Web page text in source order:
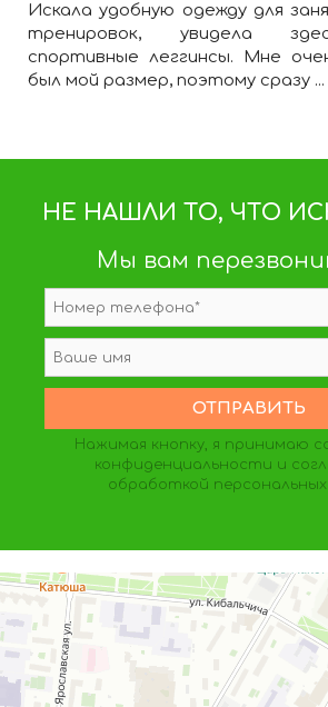
Искала удобную одежду для
тренировок, увидела
спортивные леггинсы. Мне
был мой размер, поэтому сразу ...
НЕ НАШЛИ ТО, ЧТО
Мы вам
Нажимая кнопку, я принимаю
конфиденциальности и
обработкой